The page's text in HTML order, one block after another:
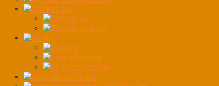
Cần xiết lực
Cần cân lực
Tay vặn tự động
Cờ lê
Bộ cờ lê
cờ lê đầu vòng
Cờ lê vòng miệng
Cuộn dây hơi tự rút